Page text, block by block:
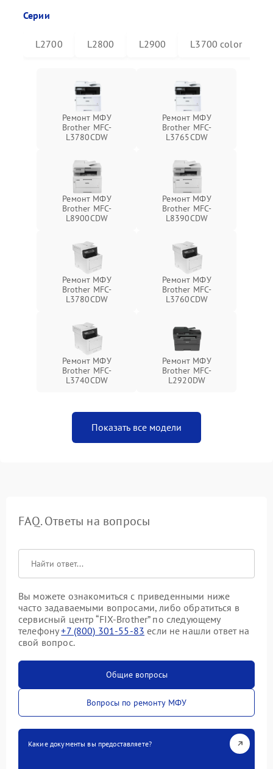
Серии
L2700 L2800 L2900 L3700 color
Ремонт МФУ
Brother MFC-
L3780CDW
Ремонт МФУ
Brother MFC-
L3765CDW
Ремонт МФУ
Brother MFC-
L8900CDW
Ремонт МФУ
Brother MFC-
L8390CDW
Ремонт МФУ
Brother MFC-
L3780CDW
Ремонт МФУ
Brother MFC-
L3760CDW
Ремонт МФУ
Brother MFC-
L3740CDW
Ремонт МФУ
Brother MFC-
L2920DW
Показать все модели
FAQ. Ответы на вопросы
Вы можете ознакомиться с приведенными ниже
часто задаваемыми вопросами, либо обратиться в
сервисный центр “FIX-Brother” по следующему
телефону+7 (800) 301-55-83 если не нашли ответ на
свой вопрос.
Общие вопросы
Вопросы по ремонту МФУ
Какие документы вы предоставляете?